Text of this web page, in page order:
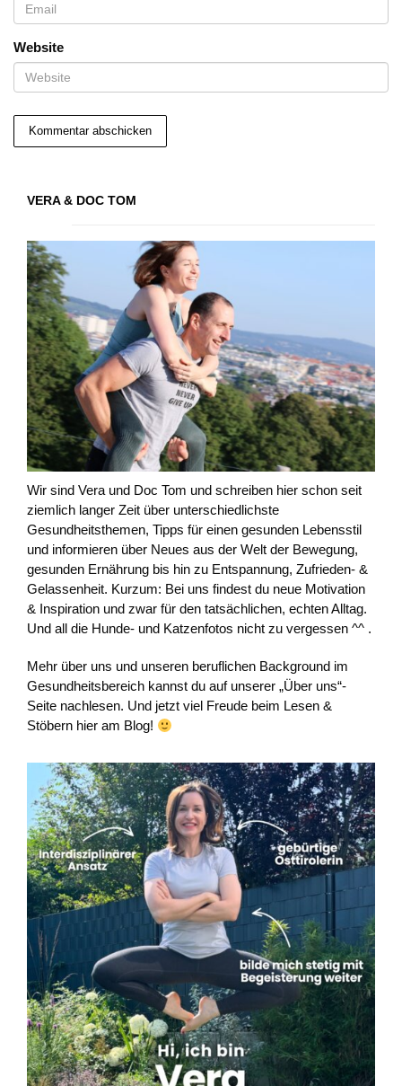
Website
VERA & DOC TOM
Wir sind Vera und Doc Tom und schreiben hier schon seit
ziemlich langer Zeit über unterschiedlichste
Gesundheitsthemen, Tipps für einen gesunden Lebensstil
und informieren über Neues aus der Welt der Bewegung,
gesunden Ernährung bis hin zu Entspannung, Zufrieden- &
Gelassenheit. Kurzum: Bei uns findest du neue Motivation
& Inspiration und zwar für den tatsächlichen, echten Alltag.
Und all die Hunde- und Katzenfotos nicht zu vergessen ^^ .
Mehr über uns und unseren beruflichen Background im
Gesundheitsbereich kannst du auf unserer „Über uns“-
Seite nachlesen. Und jetzt viel Freude beim Lesen &
Stöbern hier am Blog!